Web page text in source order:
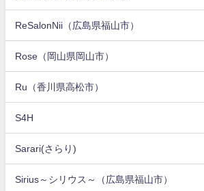
ReSalonNii（広島県福山市）
Rose（岡山県岡山市）
Ru（香川県高松市）
S4H
Sarari(さらり)
Sirius～シリウス～（広島県福山市）